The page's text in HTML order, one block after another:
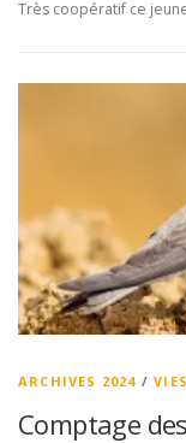
Très coopératif ce
ARCHIVES 2024 /
Comptage